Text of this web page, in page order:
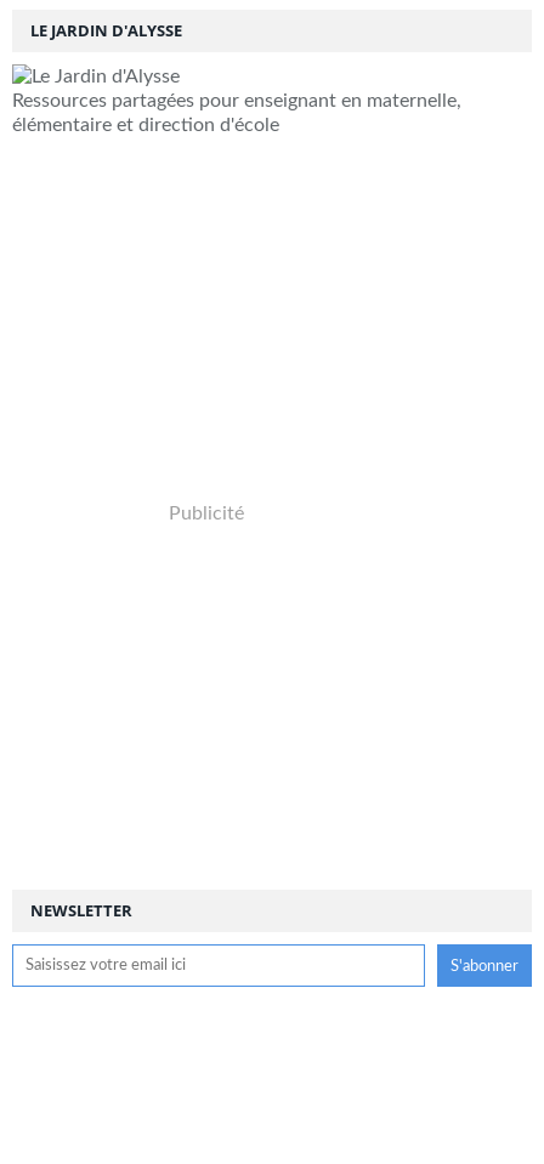
NEWSLETTER
LE JARDIN D'ALYSSE
Ressources partagées pour enseignant en maternelle,
élémentaire et direction d'école
Publicité